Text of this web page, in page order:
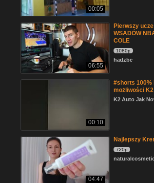
00:05
06:55
Pierwszy
WSADÓW
COLE
1080p
hadzbe
00:10
#shorts 100%
możliwości
K2 Auto Jak
04:47
Najlepszy
720p